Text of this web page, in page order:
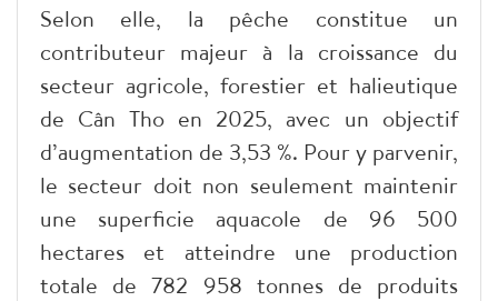
Selon elle, la pêche constitue un
contributeur majeur à la croissance du
secteur agricole, forestier et halieutique
de Cân Tho en 2025, avec un objectif
d’augmentation de 3,53 %. Pour y parvenir,
le secteur doit non seulement maintenir
une superficie aquacole de 96 500
hectares et atteindre une production
totale de 782 958 tonnes de produits